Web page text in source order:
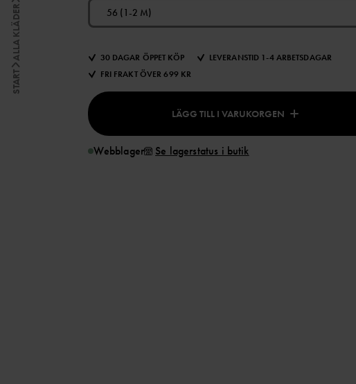
START
ALLA KLÄDER 56 (1-2 M)
30 DAGAR ÖPPET KÖP
LEVERANSTID 1-4 ARBETSDAGAR
FRI FRAKT ÖVER 699 KR
LÄGG TILL I VARUKORGEN
Webblager Se lagerstatus i butik